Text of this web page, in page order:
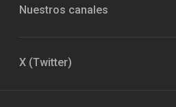
Nuestros canales
X (Twitter)